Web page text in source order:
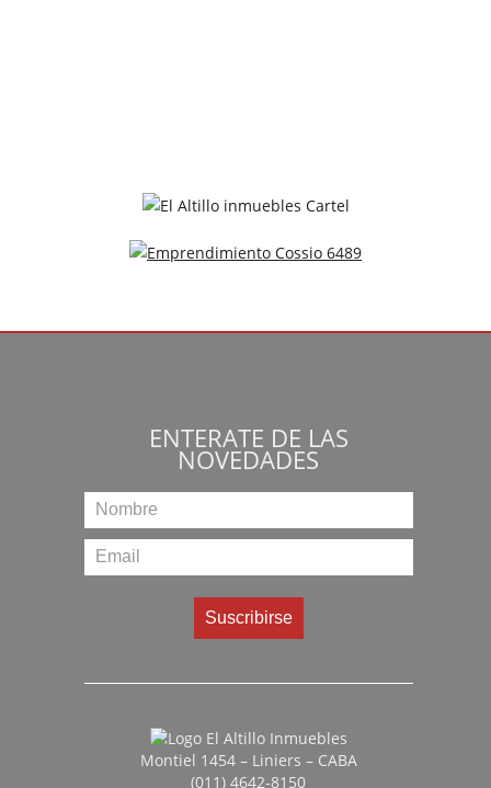
ENTERATE DE LAS
NOVEDADES
Montiel 1454 – Liniers – CABA
(011) 4642-8150